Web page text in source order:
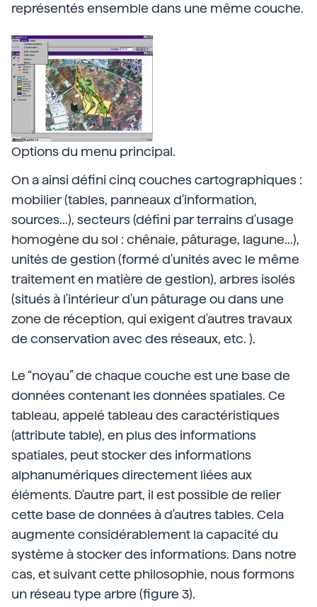
représentés ensemble dans une même couche.
Options du menu principal.
On a ainsi défini cinq couches cartographiques :
mobilier (tables, panneaux d'information,
sources...), secteurs (défini par terrains d'usage
homogène du sol : chênaie, pâturage, lagune...),
unités de gestion (formé d'unités avec le même
traitement en matière de gestion), arbres isolés
(situés à l'intérieur d'un pâturage ou dans une
zone de réception, qui exigent d'autres travaux
de conservation avec des réseaux, etc. ).
Le “noyau” de chaque couche est une base de
données contenant les données spatiales. Ce
tableau, appelé tableau des caractéristiques
(attribute table), en plus des informations
spatiales, peut stocker des informations
alphanumériques directement liées aux
éléments. D'autre part, il est possible de relier
cette base de données à d'autres tables. Cela
augmente considérablement la capacité du
système à stocker des informations. Dans notre
cas, et suivant cette philosophie, nous formons
un réseau type arbre (figure 3).